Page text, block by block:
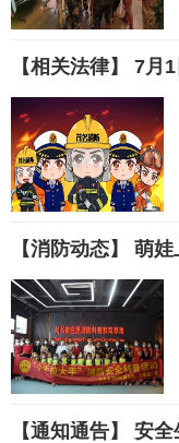
【相关法律】 7
【消防动态】 萌
【通知通告】 安